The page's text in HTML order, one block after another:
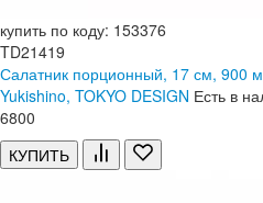
купить по коду: 153376
TD21419
Салатник порционный, 17 см, 900
Yukishino, TOKYO DESIGN Есть в
6800
КУПИТЬ